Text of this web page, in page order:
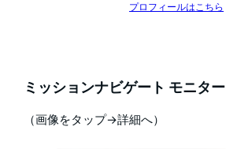
プロフィールはこちら
ミッションナビゲート モニター
（画像をタップ→詳細へ）